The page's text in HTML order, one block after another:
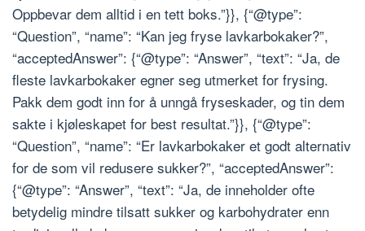
Oppbevar dem alltid i en tett boks.”}}, {“@type”:
“Question”, “name”: “Kan jeg fryse lavkarbokaker?”,
“acceptedAnswer”: {“@type”: “Answer”, “text”: “Ja, de
fleste lavkarbokaker egner seg utmerket for frysing.
Pakk dem godt inn for å unngå fryseskader, og tin dem
sakte i kjøleskapet for best resultat.”}}, {“@type”:
“Question”, “name”: “Er lavkarbokaker et godt alternativ
for de som vil redusere sukker?”, “acceptedAnswer”:
{“@type”: “Answer”, “text”: “Ja, de inneholder ofte
betydelig mindre tilsatt sukker og karbohydrater enn